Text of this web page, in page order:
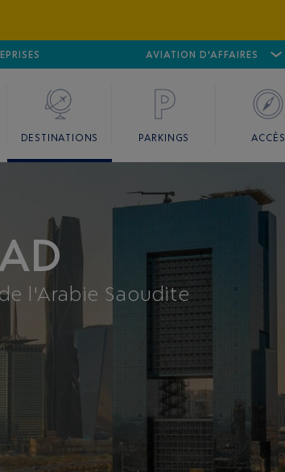
AVIATION D'AFFAIRES
AÉROPORT CANNES MANDELIEU
DESTINATIONS PARKINGS ACCÈS
l'Arabie Saoudite